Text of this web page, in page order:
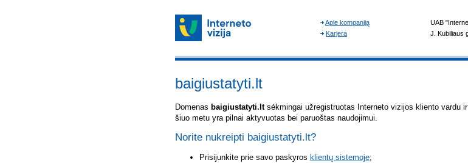
baigiustatyti.lt
Domenas baigiustatyti.ltsėkmingai užregistruotas Interneto vizijos kliento vardu ir
šiuo metu yra pilnai aktyvuotas bei paruoštas naudojimui.
Norite nukreipti baigiustatyti.lt?
Prisijunkite prie savo paskyros klientų sistemoje;